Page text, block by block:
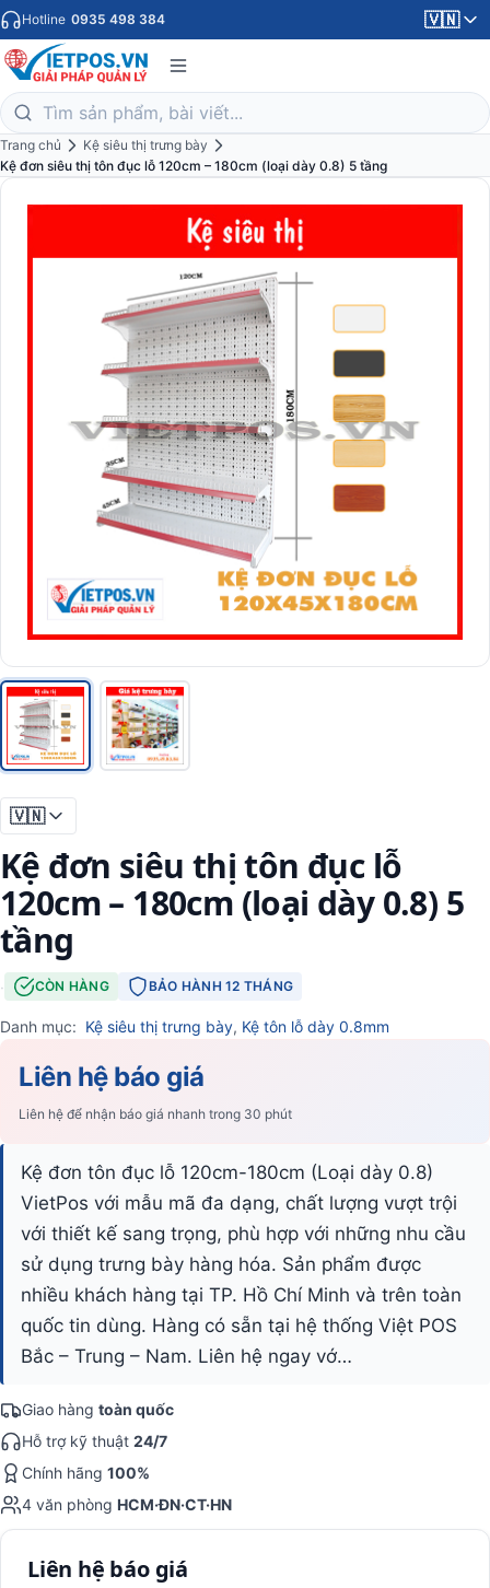
Hotline 0935 498 384 🇻🇳
Trang chủ
Kệ siêu thị trưng bày
Kệ đơn siêu thị tôn đục lỗ 120cm – 180cm (loại dày 0.8) 5 tầng
🇻🇳
Kệ đơn siêu thị tôn đục lỗ
120cm – 180cm (loại dày 0.8) 5
tầng
· CÒN HÀNG BẢO HÀNH 12 THÁNG
Danh mục: Kệ siêu thị trưng bày, Kệ tôn lỗ dày 0.8mm
Liên hệ báo giá
Liên hệ để nhận báo giá nhanh trong 30 phút
Kệ đơn tôn đục lỗ 120cm-180cm (Loại dày 0.8)
VietPos với mẫu mã đa dạng, chất lượng vượt trội
với thiết kế sang trọng, phù hợp với những nhu cầu
sử dụng trưng bày hàng hóa. Sản phẩm được
nhiều khách hàng tại TP. Hồ Chí Minh và trên toàn
quốc tin dùng. Hàng có sẵn tại hệ thống Việt POS
Bắc – Trung – Nam. Liên hệ ngay vớ…
Giao hàng toàn quốc
Hỗ trợ kỹ thuật 24/7
Chính hãng 100%
4 văn phòng HCM·ĐN·CT·HN
Liên hệ báo giá